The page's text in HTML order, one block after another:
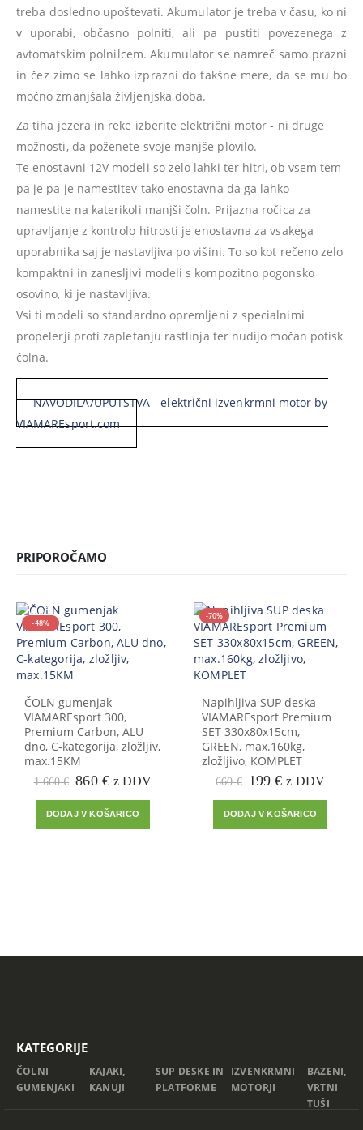
treba dosledno upoštevati. Akumulator je treba v času, ko ni
v uporabi, občasno polniti, ali pa pustiti povezenega z
avtomatskim polnilcem. Akumulator se namreč samo prazni
in čez zimo se lahko izprazni do takšne mere, da se mu bo
močno zmanjšala življenjska doba.
Za tiha jezera in reke izberite električni motor - ni druge
možnosti, da poženete svoje manjše plovilo.
Te enostavni 12V modeli so zelo lahki ter hitri, ob vsem tem
pa je pa je namestitev tako enostavna da ga lahko
namestite na katerikoli manjši čoln. Prijazna ročica za
upravljanje z kontrolo hitrosti je enostavna za vsakega
uporabnika saj je nastavljiva po višini. To so kot rečeno zelo
kompaktni in zanesljivi modeli s kompozitno pogonsko
osovino, ki je nastavljiva.
Vsi ti modeli so standardno opremljeni z specialnimi
propelerji proti zapletanju rastlinja ter nudijo močan potisk
čolna.
NAVODILA/UPUTSTVA - električni izvenkrmni motor by
VIAMAREsport.com
PRIPOROČAMO
VROČE
-48%
ČOLN gumenjak
VIAMAREsport 300,
Premium Carbon, ALU
dno, C-kategorija, zložljiv,
max.15KM
1.660€ Prvotna
je
860 €Trenutna
je:
z DDV
DODAJ V KOŠARICO
-70%
Napihljiva SUP deska
VIAMAREsport Premium
SET 330x80x15cm,
GREEN, max.160kg,
zložljivo, KOMPLET
660€ Prvotna
je
199€Trenutna
je:
z DDV
DODAJ V KOŠARICO
KATEGORIJE
ČOLNI
GUMENJAKI
KAJAKI,
KANUJI
SUP DESKE IN
PLATFORME
IZVENKRMNI
MOTORJI
BAZENI,
VRTNI
TUŠI